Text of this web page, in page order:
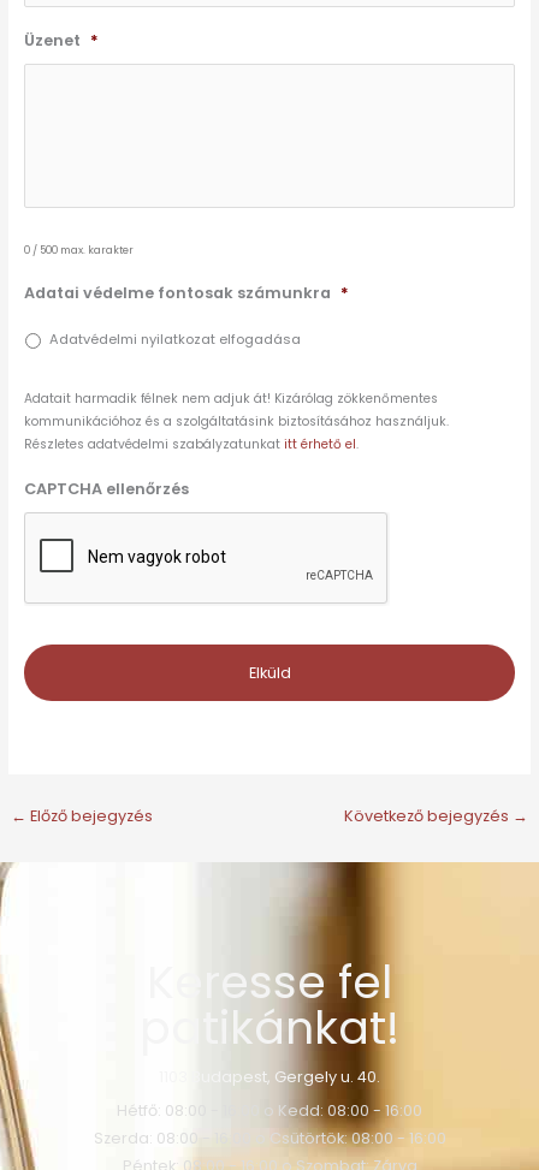
Üzenet *
0 / 500 max. karakter
Adatai védelme fontosak számunkra *
Adatvédelmi nyilatkozat elfogadása
Adatait harmadik félnek nem adjuk át! Kizárólag zökkenőmentes
kommunikációhoz és a szolgáltatásink biztosításához használjuk.
Részletes adatvédelmi szabályzatunkat itt érhető el.
CAPTCHA ellenőrzés
← Előző bejegyzés Következő bejegyzés →
Keresse fel
patikánkat!
1103 Budapest, Gergely u. 40.
Hétfő: 08:00 - 16:00 o Kedd: 08:00 - 16:00
Szerda: 08:00 - 16:00 o Csütörtök: 08:00 - 16:00
Péntek: 08:00 - 16:00 o Szombat: Zárva